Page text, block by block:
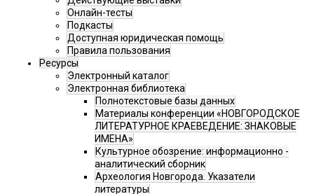
Онлайн-тесты
Подкасты
Доступная юридическая помощь
Правила пользования
Ресурсы
Электронный каталог
Электронная библиотека
Полнотекстовые базы данных
Материалы конференции «НОВГОРОДСКОЕ
ЛИТЕРАТУРНОЕ КРАЕВЕДЕНИЕ: ЗНАКОВЫЕ
ИМЕНА»
Культурное обозрение: информационно -
аналитический сборник
Археология Новгорода. Указатели
литературы